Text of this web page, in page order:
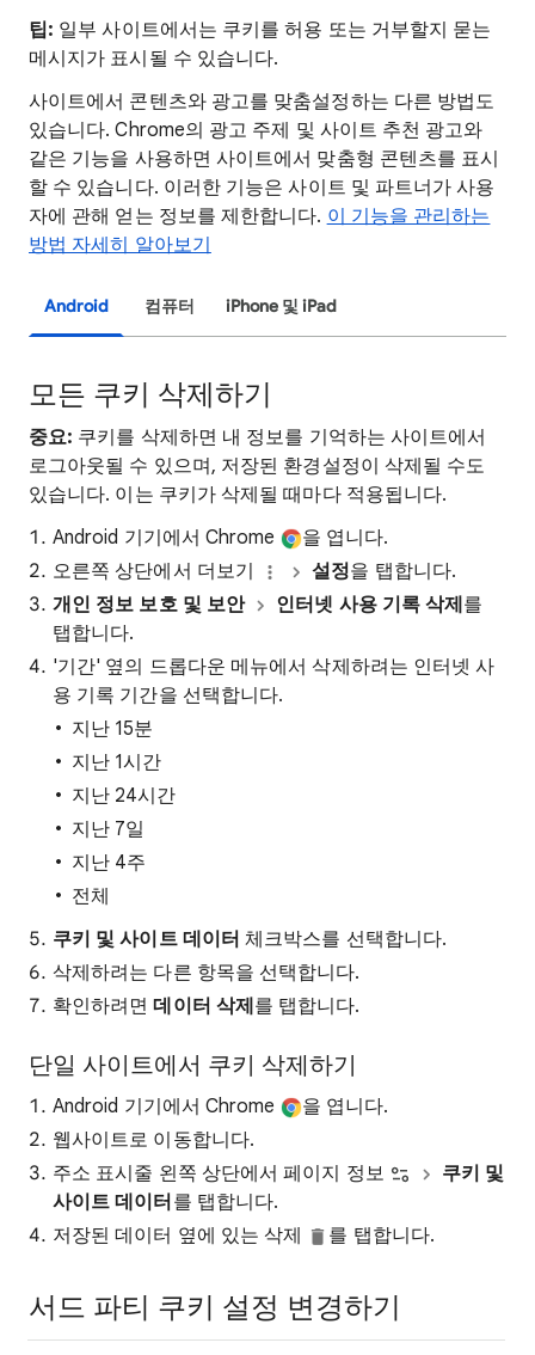
팁: 일부 사이트에서는 쿠키를 허용 또는 거부할지 묻는
메시지가 표시될 수 있습니다.
사이트에서 콘텐츠와 광고를 맞춤설정하는 다른 방법도
있습니다. Chrome의 광고 주제 및 사이트 추천 광고와
같은 기능을 사용하면 사이트에서 맞춤형 콘텐츠를 표시
할 수 있습니다. 이러한 기능은 사이트 및 파트너가 사용
자에 관해 얻는 정보를 제한합니다. 이 기능을 관리하는
방법 자세히 알아보기
Android 컴퓨터 iPhone 및 iPad
모든 쿠키 삭제하기
중요: 쿠키를 삭제하면 내 정보를 기억하는 사이트에서
로그아웃될 수 있으며, 저장된 환경설정이 삭제될 수도
있습니다. 이는 쿠키가 삭제될 때마다 적용됩니다.
Android 기기에서 Chrome
을 엽니다.
오른쪽 상단에서 더보기
설정을 탭합니다.
개인 정보 보호 및 보안
인터넷 사용 기록 삭제 를
탭합니다.
'기간' 옆의 드롭다운 메뉴에서 삭제하려는 인터넷 사
용 기록 기간을 선택합니다.
지난 15분
지난 1시간
지난 24시간
지난 7일
지난 4주
전체
쿠키 및 사이트 데이터 체크박스를 선택합니다.
삭제하려는 다른 항목을 선택합니다.
확인하려면데이터 삭제 를 탭합니다.
단일 사이트에서 쿠키 삭제하기
Android 기기에서 Chrome
을 엽니다.
웹사이트로 이동합니다.
주소 표시줄 왼쪽 상단에서 페이지 정보
쿠키 및
사이트 데이터 를 탭합니다.
저장된 데이터 옆에 있는 삭제
를 탭합니다.
서드 파티 쿠키 설정 변경하기